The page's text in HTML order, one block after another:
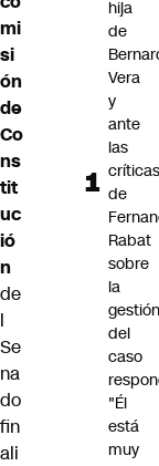
mi
si
ón
de
Co
ns
tit
uc
ió
n
de
l
Se
na
do
fin
ali
hija
de
Vera
y
ante
las
críticas
de
Rabat
sobre
la
gestión
del
caso
"Él
está
muy